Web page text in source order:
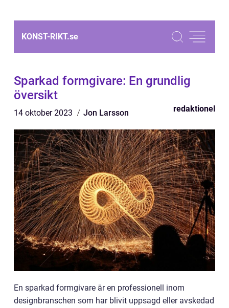
KONST-RIKT.se
Sparkad formgivare: En grundlig
översikt
14 oktober 2023 Jon Larsson redaktionel
En sparkad formgivare är en professionell inom
designbranschen som har blivit uppsagd eller avskedad